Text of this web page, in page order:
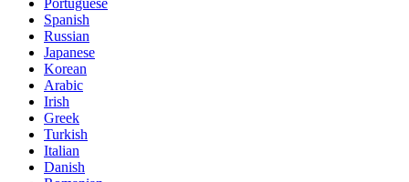
Portuguese
Spanish
Russian
Japanese
Korean
Arabic
Irish
Greek
Turkish
Italian
Danish